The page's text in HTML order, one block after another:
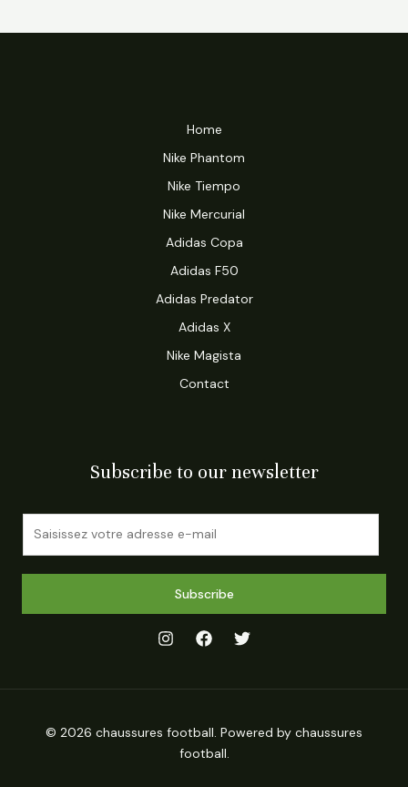
Home
Nike Phantom
Nike Tiempo
Nike Mercurial
Adidas Copa
Adidas F50
Adidas Predator
Adidas X
Nike Magista
Contact
Subscribe to our newsletter
Subscribe
© 2026 chaussures football. Powered by chaussures
football.